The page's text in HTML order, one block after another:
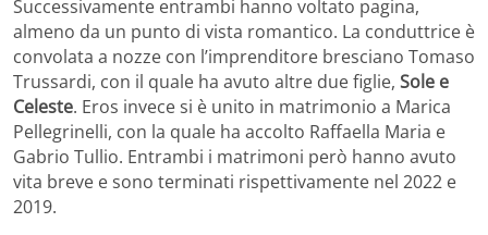
Successivamente entrambi hanno voltato pagina,
almeno da un punto di vista romantico. La conduttrice è
convolata a nozze con l’imprenditore bresciano Tomaso
Trussardi, con il quale ha avuto altre due figlie, Sole e
Celeste. Eros invece si è unito in matrimonio a Marica
Pellegrinelli, con la quale ha accolto Raffaella Maria e
Gabrio Tullio. Entrambi i matrimoni però hanno avuto
vita breve e sono terminati rispettivamente nel 2022 e
2019.